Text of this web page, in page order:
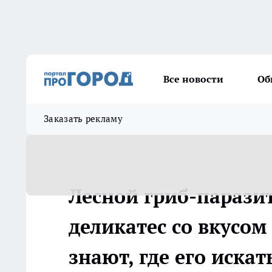
Все новости
Заказать рекламу
Лесной гриб-
деликатес со
знают, где его